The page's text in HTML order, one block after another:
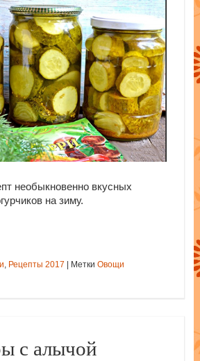
необыкновенно вкусных
на зиму.
Рецепты 2017 Метки Овощи
с алычой